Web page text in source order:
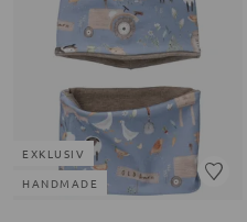
EXKLUSIV
HANDMADE